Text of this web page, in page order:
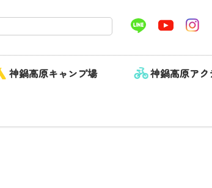
神鍋高原キャンプ場 神鍋高原アク